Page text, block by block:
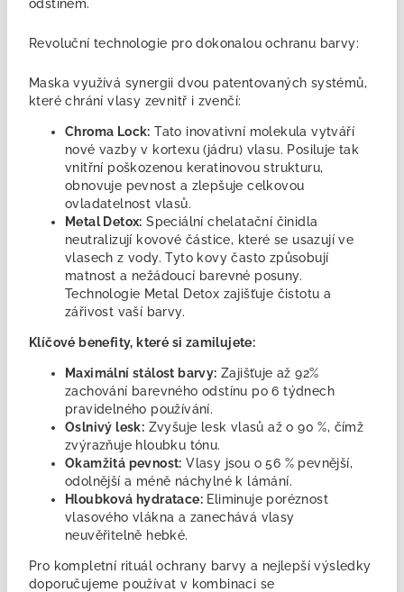
odstínem.
Revoluční technologie pro dokonalou ochranu barvy:
Maska využívá synergii dvou patentovaných systémů,
které chrání vlasy zevnitř i zvenčí:
Chroma Lock: Tato inovativní molekula vytváří
nové vazby v kortexu (jádru) vlasu. Posiluje tak
vnitřní poškozenou keratinovou strukturu,
obnovuje pevnost a zlepšuje celkovou
ovladatelnost vlasů.
Metal Detox: Speciální chelatační činidla
neutralizují kovové částice, které se usazují ve
vlasech z vody. Tyto kovy často způsobují
matnost a nežádoucí barevné posuny.
Technologie Metal Detox zajišťuje čistotu a
zářivost vaší barvy.
Klíčové benefity, které si zamilujete:
Maximální stálost barvy: Zajišťuje až 92%
zachování barevného odstínu po 6 týdnech
pravidelného používání.
Oslnivý lesk: Zvyšuje lesk vlasů až o 90 %, čímž
zvýrazňuje hloubku tónu.
Okamžitá pevnost: Vlasy jsou o 56 % pevnější,
odolnější a méně náchylné k lámání.
Hloubková hydratace: Eliminuje poréznost
vlasového vlákna a zanechává vlasy
neuvěřitelně hebké.
Pro kompletní rituál ochrany barvy a nejlepší výsledky
doporučujeme používat v kombinaci se